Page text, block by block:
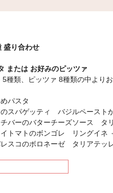
盛り合わせ
または お好みのピッツァ
種類、ピッツァ 8種類の中よりお
パスタ
のスパゲッティ バジルペースト
チバーのバターチーズソース タ
イトマトのボンゴレ リングイネ
レスコのボロネーゼ タリアテッ
ピッツァ